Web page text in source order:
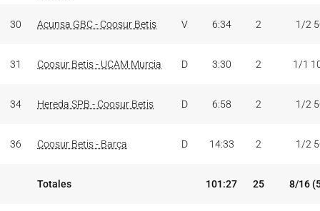
30 Acunsa GBC - Coosur Betis V 6:34 2 1/2
31 Coosur Betis - UCAM Murcia D 3:30 2 1/1
34 Hereda SPB - Coosur Betis D 6:58 2 1/2
36 Coosur Betis - Barça D 14:33 2 1/2
Totales 101:27 25 8/16